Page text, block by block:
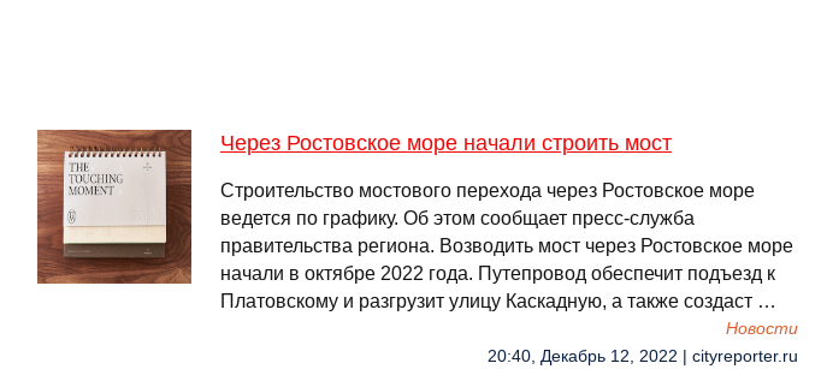
Через Ростовское море начали строить мост
Строительство мостового перехода через Ростовское море
ведется по графику. Об этом сообщает пресс-служба
правительства региона. Возводить мост через Ростовское море
начали в октябре 2022 года. Путепровод обеспечит подъезд к
Платовскому и разгрузит улицу Каскадную, а также создаст …
Новости
20:40, Декабрь 12, 2022 | cityreporter.ru